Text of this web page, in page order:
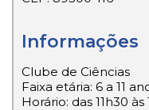
Informações
Clube de Ciências
Faixa etária: 6 a 11
Horário: das 11h30 às